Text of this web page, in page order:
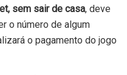
sem sair de casa, deve
o número de algum
o pagamento do jogo